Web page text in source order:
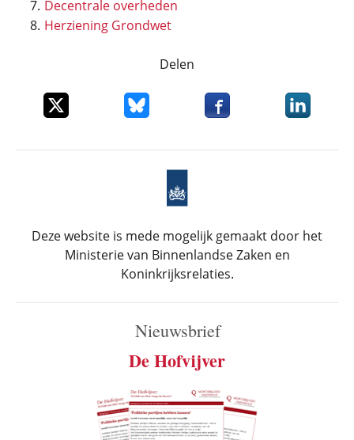
Decentrale overheden
Herziening Grondwet
Delen
Deel dit item op XDeel dit item op Bluesky
Deel dit item opDeel dit
Deze website is mede mogelijk gemaakt door het
Ministerie van Binnenlandse Zaken en
Koninkrijksrelaties.
Nieuwsbrief
De Hofvijver